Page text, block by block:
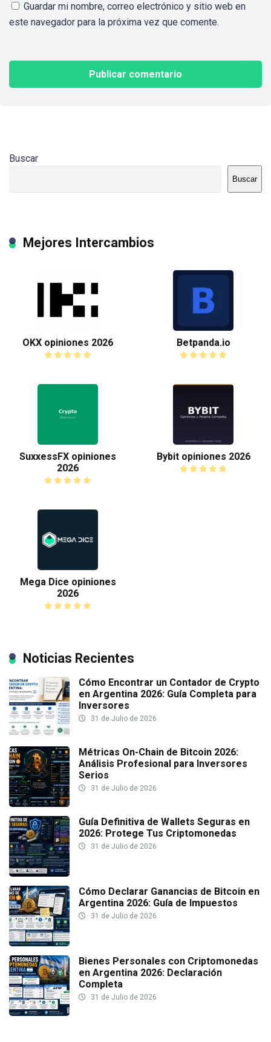
Guardar mi nombre, correo electrónico y sitio web en
este navegador para la próxima vez que comente.
Buscar
Buscar
Mejores Intercambios
OKX opiniones 2026 Betpanda.io
SuxxessFX opiniones
2026
Bybit opiniones 2026
Mega Dice opiniones
2026
Noticias Recientes
Cómo Encontrar un Contador de Crypto
en Argentina 2026: Guía Completa para
Inversores
31 de Julio de 2026
Métricas On-Chain de Bitcoin 2026:
Análisis Profesional para Inversores
Serios
31 de Julio de 2026
Guía Definitiva de Wallets Seguras en
2026: Protege Tus Criptomonedas
31 de Julio de 2026
Cómo Declarar Ganancias de Bitcoin en
Argentina 2026: Guía de Impuestos
31 de Julio de 2026
Bienes Personales con Criptomonedas
en Argentina 2026: Declaración
Completa
31 de Julio de 2026